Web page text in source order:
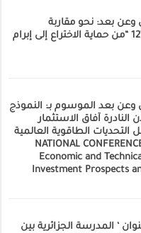
وعن بعد: نحو مقاربة
تسويقية لتفعيل القرار 1275 “من حماية الاختراع إلى إبرام
وعن بعد الموسوم بـ: النموذج
النادرة آفاق الاستثمار
التحديات الطاقوية العالمية
(NATIONAL
Economic and
Investment Prospects
‘ المدرسة الجزائرية بين